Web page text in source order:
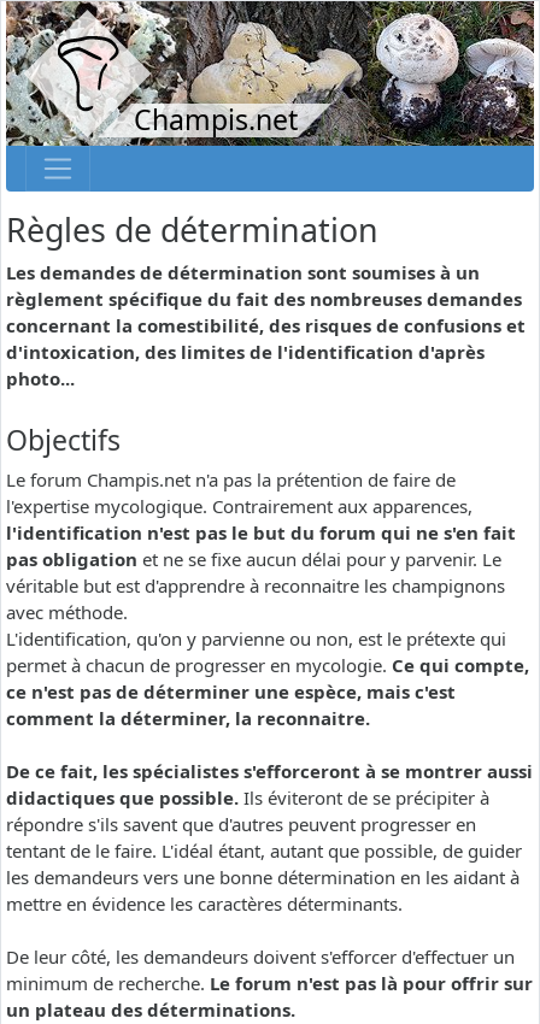
Champis.net
Règles de détermination
Les demandes de détermination sont soumises à un
règlement spécifique du fait des nombreuses demandes
concernant la comestibilité, des risques de confusions et
d'intoxication, des limites de l'identification d'après
photo...
Objectifs
Le forum Champis.net n'a pas la prétention de faire de
l'expertise mycologique. Contrairement aux apparences,
l'identification n'est pas le but du forum qui ne s'en fait
pas obligation et ne se fixe aucun délai pour y parvenir. Le
véritable but est d'apprendre à reconnaitre les champignons
avec méthode.
L'identification, qu'on y parvienne ou non, est le prétexte qui
permet à chacun de progresser en mycologie. Ce qui compte,
ce n'est pas de déterminer une espèce, mais c'est
comment la déterminer, la reconnaitre.
De ce fait, les spécialistes s'efforceront à se montrer aussi
didactiques que possible. Ils éviteront de se précipiter à
répondre s'ils savent que d'autres peuvent progresser en
tentant de le faire. L'idéal étant, autant que possible, de guider
les demandeurs vers une bonne détermination en les aidant à
mettre en évidence les caractères déterminants.
De leur côté, les demandeurs doivent s'efforcer d'effectuer un
minimum de recherche. Le forum n'est pas là pour offrir sur
un plateau des déterminations.